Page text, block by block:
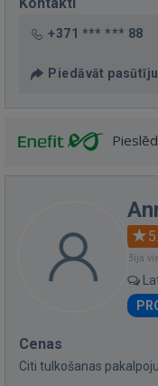
+371 *** *** 88
Piedāvāt
Bija
Cenas
Citi tulkošanas